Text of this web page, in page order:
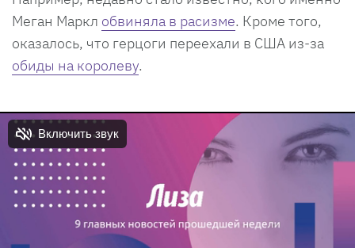
Меган Маркл обвиняла в расизме. Кроме того,
оказалось, что герцоги переехали в США из-за
обиды на королеву.